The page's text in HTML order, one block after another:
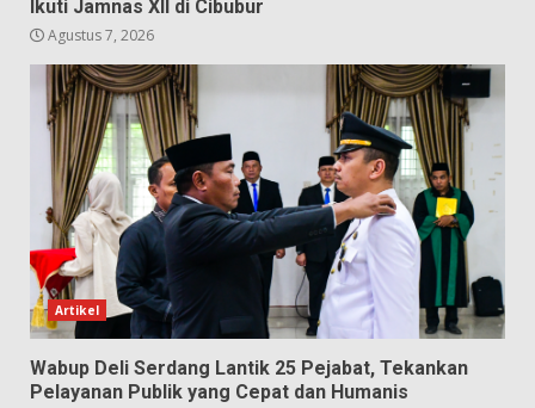
Ikuti Jamnas XII di Cibubur
Agustus 7, 2026
Artikel
Wabup Deli Serdang Lantik 25 Pejabat, Tekankan
Pelayanan Publik yang Cepat dan Humanis